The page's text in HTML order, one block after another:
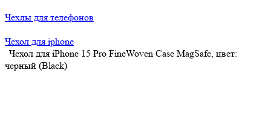
Чехлы для телефонов
Чехол для iphone
Чехол для iPhone 15 Pro FineWoven Case MagSafe, цвет:
черный (Black)